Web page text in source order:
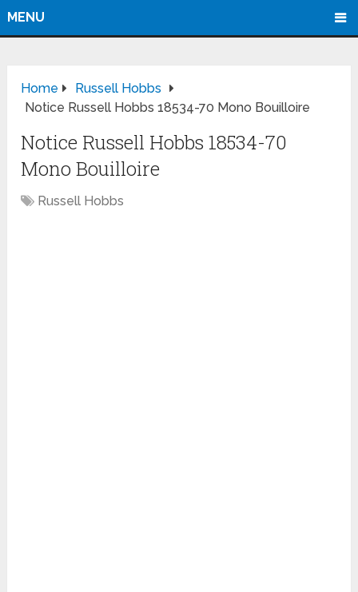
MENU
Home
Russell Hobbs
Notice Russell Hobbs 18534-70 Mono Bouilloire
Notice Russell Hobbs 18534-70
Mono Bouilloire
Russell Hobbs